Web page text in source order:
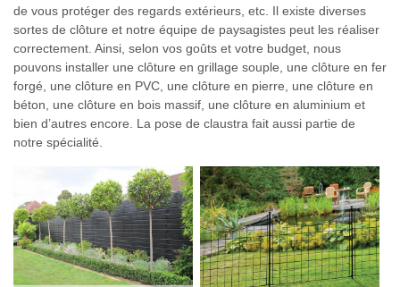
de vous protéger des regards extérieurs, etc. Il existe diverses
sortes de clôture et notre équipe de paysagistes peut les réaliser
correctement. Ainsi, selon vos goûts et votre budget, nous
pouvons installer une clôture en grillage souple, une clôture en fer
forgé, une clôture en PVC, une clôture en pierre, une clôture en
béton, une clôture en bois massif, une clôture en aluminium et
bien d’autres encore. La pose de claustra fait aussi partie de
notre spécialité.